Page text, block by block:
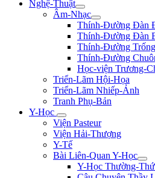
Nghệ-Thuật
Âm-Nhạc
Thính-Đường Đàn
Thính-Đường Đàn
Thính-Đường
Thính-Đường
Học-viện Trương-
Triển-Lãm Hội-Họa
Triển-Lãm Nhiếp-Ảnh
Tranh Phụ-Bản
Y-Học
Viện Pasteur
Viện Hải-Thượng
Y-Tế
Bài Liên-Quan Y-Học
Y-Học Thường-